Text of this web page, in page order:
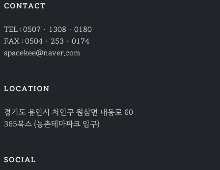
CONTACT
TEL : 0507 · 1308 · 0180
FAX : 0504 · 253 · 0174
spacekee@naver.com
LOCATION
경기도 용인시 처인구 원삼면 내동로 60
365북스 (농촌테마파크 입구)
SOCIAL